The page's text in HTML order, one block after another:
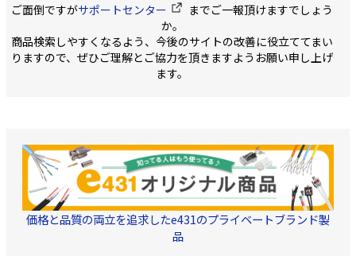
ご面倒ですがサポートセンター
までご一報頂けますでしょう
か。
商品検索しやすくなるよう、今後のサイトの改善に役立ててまい
りますので、ぜひご理解とご協力を頂きますようお願い申し上げ
ます。
価格と品質の両立を追求したe431のプライベートブランド製
品